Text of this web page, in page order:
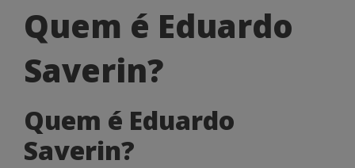
Quem
é
Eduardo
Saverin?
Quem é Eduardo
Saverin?
Quem é Eduardo
Saverin?